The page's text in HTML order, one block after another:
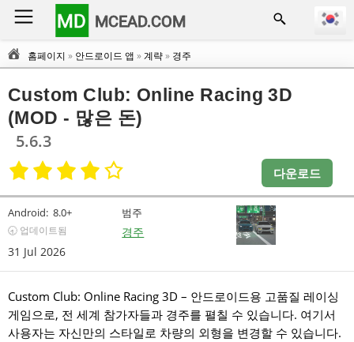
MD MCEAD.COM
홈페이지 » 안드로이드 앱 »계략» 경주
Custom Club: Online Racing 3D
(MOD - 많은 돈)
5.6.3
다운로드
Android: 8.0+
🕣 업데이트됨
31 Jul 2026
범주
경주
Custom Club: Online Racing 3D – 안드로이드용 고품질 레이싱
게임으로, 전 세계 참가자들과 경주를 펼칠 수 있습니다. 여기서
사용자는 자신만의 스타일로 차량의 외형을 변경할 수 있습니다.